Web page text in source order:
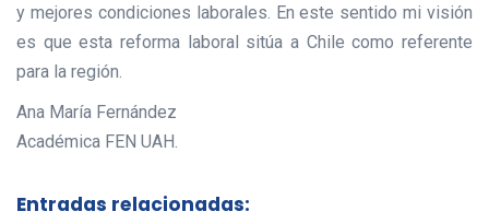
y mejores condiciones laborales. En este sentido mi visión
es que esta reforma laboral sitúa a Chile como referente
para la región.
Ana María Fernández
Académica FEN UAH.
Entradas relacionadas: